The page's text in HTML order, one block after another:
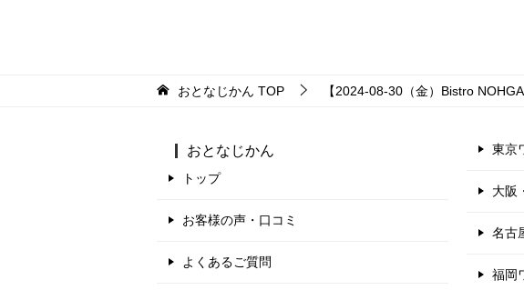
おとなじかん TOP 【2024-08-30（金）Bistro
おとなじかん
トップ
お客様の声・口コミ
よくあるご質問
東京
大阪
名古
福岡